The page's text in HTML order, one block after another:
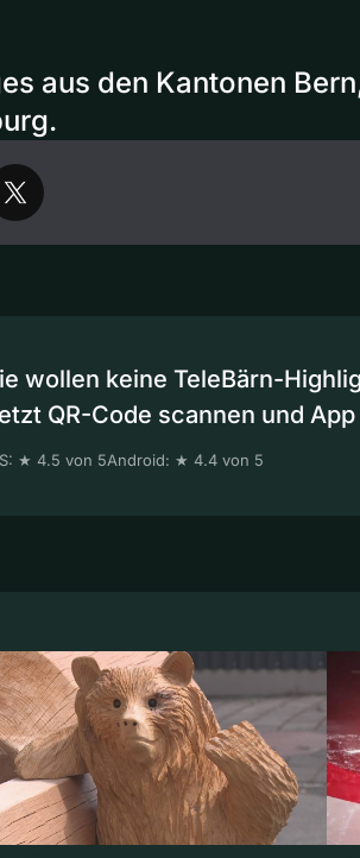
aus den Kantonen
wollen keine TeleBärn-
QR-Code scannen und
★ 4.5 von 5Android: ★ 4.4 von 5